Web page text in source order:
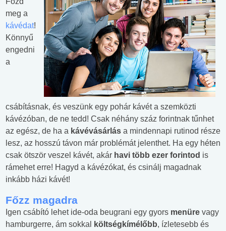
meg a
kávédat!
Könnyű
engedni
a
csábításnak, és veszünk egy pohár kávét a szemközti
kávézóban, de ne tedd! Csak néhány száz forintnak tűnhet
az egész, de ha a kávévásárlás a mindennapi rutinod része
lesz, az hosszú távon már problémát jelenthet. Ha egy héten
csak ötször veszel kávét, akár havi több ezer forintod is
rámehet erre! Hagyd a kávézókat, és csinálj magadnak
inkább házi kávét!
Főzz magadra
Igen csábító lehet ide-oda beugrani egy gyors menüre vagy
hamburgerre, ám sokkal
költségkímélőbb, ízletesebb és